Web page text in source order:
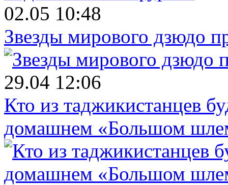
02.05 10:48
Звезды мирового дзюдо
29.04 12:06
Кто из таджикистанцев
домашнем «Большом